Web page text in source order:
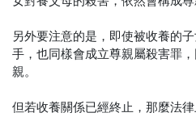
另外要注意的是，即使被收養的
手，也同樣會成立尊親屬殺害罪
親。
但若收養關係已經終止，那麼法